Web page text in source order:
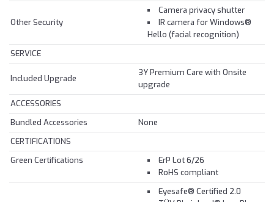
Other Security
Camera privacy shutter
IR camera for Windows®
Hello (facial recognition)
SERVICE
Included Upgrade
3Y Premium Care with Onsite
upgrade
ACCESSORIES
Bundled Accessories
None
CERTIFICATIONS
Green Certifications
ErP Lot 6/26
RoHS compliant
Eyesafe® Certified 2.0